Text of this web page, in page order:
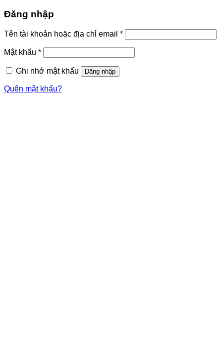
Đăng nhập
Tên tài khoản hoặc địa chỉ email *
Mật khẩu *
Ghi nhớ mật khẩu Đăng nhập
Quên mật khẩu?